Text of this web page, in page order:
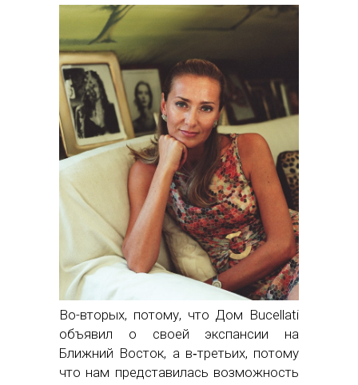
Во-вторых, потому, что Дом Bucellati
объявил о своей экспансии на
Ближний Восток, а в‑третьих, потому
что нам представилась возможность